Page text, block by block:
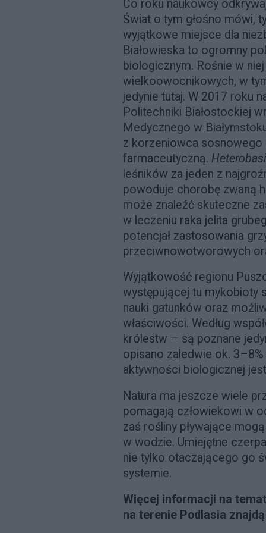
Co roku naukowcy
Świat o tym głośno mówi,
wyjątkowe miejsce dla
Białowieska to ogromny
biologicznym. Rośnie w
wielkoowocnikowych, w
jedynie tutaj. W 2017 roku
Politechniki Białostockiej
Medycznego w
z korzeniowca
farmaceutyczną.
leśników za jeden z
powoduje chorobę zwaną
może znaleźć skuteczne
w leczeniu raka jelita
potencjał zastosowania
przeciwnowotworowych
Wyjątkowość regionu
występującej tu mykobioty
nauki gatunków oraz
właściwości. Według
królestw – są poznane
opisano zaledwie ok.
aktywności biologicznej
Natura ma jeszcze wiele
pomagają człowiekowi w
zaś rośliny pływające
w wodzie. Umiejętne
nie tylko otaczającego go
systemie.
Więcej informacji na
na terenie Podlasia